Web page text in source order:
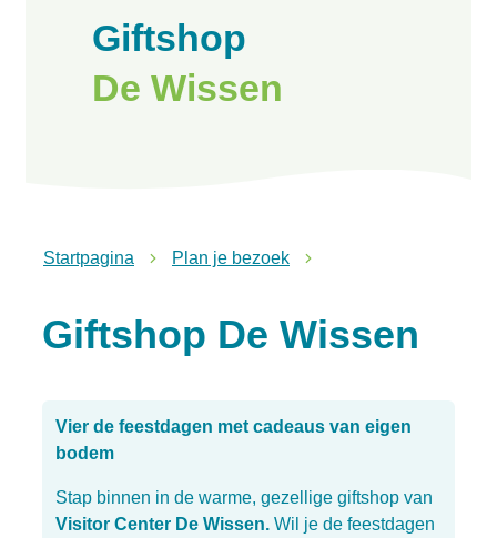
Giftshop
De Wissen
Startpagina Plan je bezoek
Giftshop De Wissen
Vier de feestdagen met cadeaus van eigen
bodem
Stap binnen in de warme, gezellige giftshop van
Visitor Center De Wissen. Wil je de feestdagen